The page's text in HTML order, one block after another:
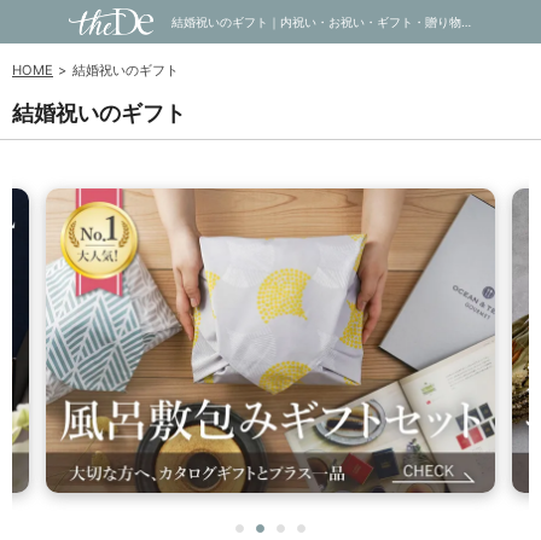
結婚祝いのギフト｜内祝い・お祝い・ギフト・贈り物の通販サイトtheDe(ザディー)
HOME 結婚祝いのギフト
結婚祝いのギフト